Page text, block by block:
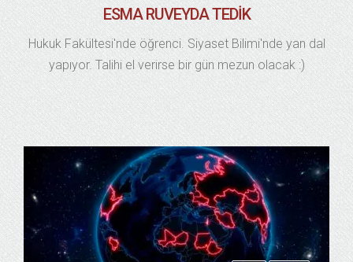
ESMA RUVEYDA TEDIK
Hukuk Fakültesi'nde öğrenci. Siyaset Bilimi'nde yan dal
yapıyor. Talihi el verirse bir gün mezun olacak :)